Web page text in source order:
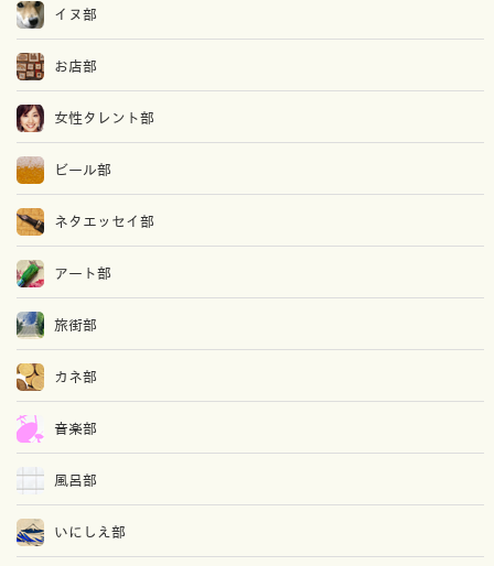
イヌ部
お店部
女性タレント部
ビール部
ネタエッセイ部
アート部
旅街部
カネ部
音楽部
風呂部
いにしえ部